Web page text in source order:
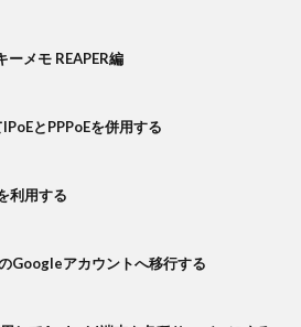
ーメモ REAPER編
とPPPoEを併用する
利用する
Googleアカウントへ移行する